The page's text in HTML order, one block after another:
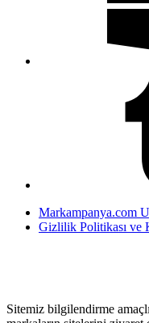
Markampanya.com
Gizlilik Politikası ve
Sitemiz bilgilendirme